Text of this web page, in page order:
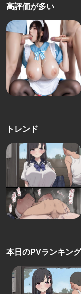
高評価が多い
トレンド
本日のPVランキング